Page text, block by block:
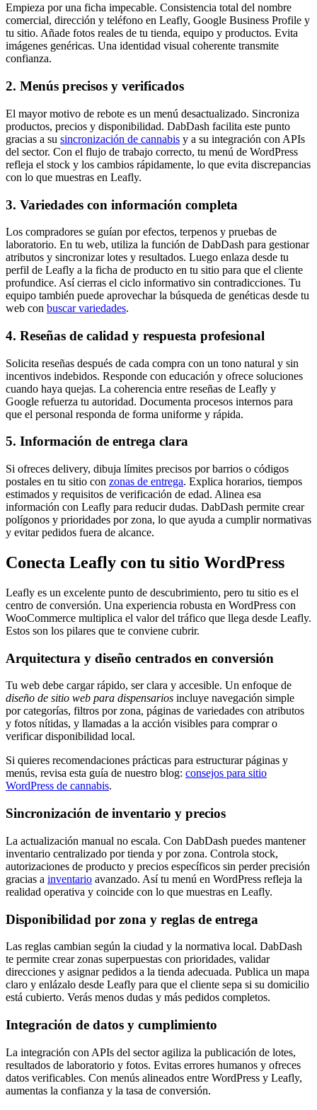
Empieza por una ficha impecable. Consistencia total del nombre
comercial, dirección y teléfono en Leafly, Google Business Profile y
tu sitio. Añade fotos reales de tu tienda, equipo y productos. Evita
imágenes genéricas. Una identidad visual coherente transmite
confianza.
2. Menús precisos y verificados
El mayor motivo de rebote es un menú desactualizado. Sincroniza
productos, precios y disponibilidad. DabDash facilita este punto
gracias a su sincronización de cannabis y a su integración con APIs
del sector. Con el flujo de trabajo correcto, tu menú de WordPress
refleja el stock y los cambios rápidamente, lo que evita discrepancias
con lo que muestras en Leafly.
3. Variedades con información completa
Los compradores se guían por efectos, terpenos y pruebas de
laboratorio. En tu web, utiliza la función de DabDash para gestionar
atributos y sincronizar lotes y resultados. Luego enlaza desde tu
perfil de Leafly a la ficha de producto en tu sitio para que el cliente
profundice. Así cierras el ciclo informativo sin contradicciones. Tu
equipo también puede aprovechar la búsqueda de genéticas desde tu
web con buscar variedades.
4. Reseñas de calidad y respuesta profesional
Solicita reseñas después de cada compra con un tono natural y sin
incentivos indebidos. Responde con educación y ofrece soluciones
cuando haya quejas. La coherencia entre reseñas de Leafly y
Google refuerza tu autoridad. Documenta procesos internos para
que el personal responda de forma uniforme y rápida.
5. Información de entrega clara
Si ofreces delivery, dibuja límites precisos por barrios o códigos
postales en tu sitio con zonas de entrega. Explica horarios, tiempos
estimados y requisitos de verificación de edad. Alinea esa
información con Leafly para reducir dudas. DabDash permite crear
polígonos y prioridades por zona, lo que ayuda a cumplir normativas
y evitar pedidos fuera de alcance.
Conecta Leafly con tu sitio WordPress
Leafly es un excelente punto de descubrimiento, pero tu sitio es el
centro de conversión. Una experiencia robusta en WordPress con
WooCommerce multiplica el valor del tráfico que llega desde Leafly.
Estos son los pilares que te conviene cubrir.
Arquitectura y diseño centrados en conversión
Tu web debe cargar rápido, ser clara y accesible. Un enfoque de
diseño de sitio web para dispensarios incluye navegación simple
por categorías, filtros por zona, páginas de variedades con atributos
y fotos nítidas, y llamadas a la acción visibles para comprar o
verificar disponibilidad local.
Si quieres recomendaciones prácticas para estructurar páginas y
menús, revisa esta guía de nuestro blog: consejos para sitio
WordPress de cannabis.
Sincronización de inventario y precios
La actualización manual no escala. Con DabDash puedes mantener
inventario centralizado por tienda y por zona. Controla stock,
autorizaciones de producto y precios específicos sin perder precisión
gracias a inventario avanzado. Así tu menú en WordPress refleja la
realidad operativa y coincide con lo que muestras en Leafly.
Disponibilidad por zona y reglas de entrega
Las reglas cambian según la ciudad y la normativa local. DabDash
te permite crear zonas superpuestas con prioridades, validar
direcciones y asignar pedidos a la tienda adecuada. Publica un mapa
claro y enlázalo desde Leafly para que el cliente sepa si su domicilio
está cubierto. Verás menos dudas y más pedidos completos.
Integración de datos y cumplimiento
La integración con APIs del sector agiliza la publicación de lotes,
resultados de laboratorio y fotos. Evitas errores humanos y ofreces
datos verificables. Con menús alineados entre WordPress y Leafly,
aumentas la confianza y la tasa de conversión.